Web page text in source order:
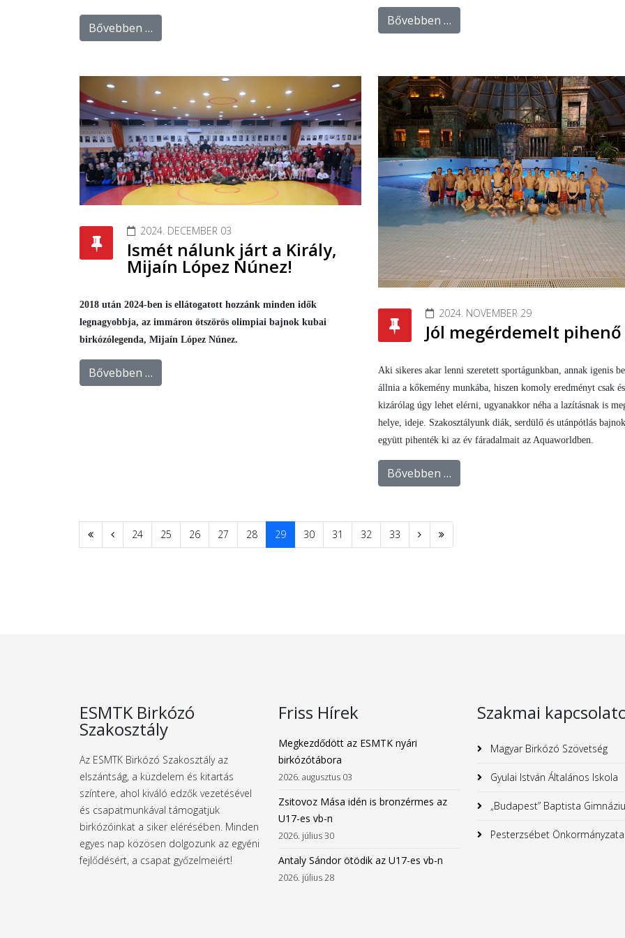
Bővebben …
Bővebben …
2024. DECEMBER 03
Ismét nálunk járt a Király,
Mijaín López Núnez!
2018 után 2024-ben is ellátogatott hozzánk minden idők
legnagyobbja, az immáron ötszörös olimpiai bajnok kubai
birkózólegenda, Mijaín López Núnez.
Bővebben …
2024. NOVEMBER 29
Jól megérdemelt pihenő
Aki sikeres akar lenni szeretett sportágunkban, annak igenis
állnia a kőkemény munkába, hiszen komoly eredményt csak és
kizárólag úgy lehet elérni, ugyanakkor néha a lazításnak is
helye, ideje. Szakosztályunk diák, serdülő és utánpótlás
együtt pihenték ki az év fáradalmait az Aquaworldben.
Bővebben …
24 25 26 27 28 29 30 31 32 33
ESMTK Birkózó
Szakosztály
Az ESMTK Birkózó Szakosztály az
elszántság, a küzdelem és kitartás
színtere, ahol kiváló edzők vezetésével
és csapatmunkával támogatjuk
birkózóinkat a siker elérésében. Minden
egyes nap közösen dolgozunk az egyéni
fejlődésért, a csapat győzelmeiért!
Friss Hírek
Megkezdődött az ESMTK nyári
birkózótábora
2026. augusztus 03
Zsitovoz Mása idén is bronzérmes az
U17-es vb-n
2026. július 30
Antaly Sándor ötödik az U17-es vb-n
2026. július 28
Szakmai
Magyar Birkózó Szövetség
Gyulai István Általános Iskola
„Budapest” Baptista
Pesterzsébet Önkormányzata